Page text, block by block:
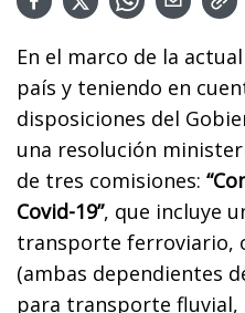
En el marco de la
país y teniendo en
disposiciones del
una resolución
de tres comisiones:
Covid-19”, que incluye
transporte ferroviario,
(ambas dependientes
para transporte